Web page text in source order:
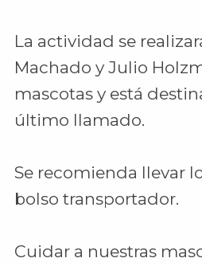
La actividad se
Machado y Julio
mascotas y está
último llamado.
Se recomienda llevar
bolso transportador.
Cuidar a nuestras